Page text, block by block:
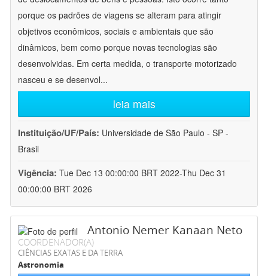
porque os padrões de viagens se alteram para atingir
objetivos econômicos, sociais e ambientais que são
dinâmicos, bem como porque novas tecnologias são
desenvolvidas. Em certa medida, o transporte motorizado
nasceu e se desenvol...
leia mais
Instituição/UF/País: Universidade de São Paulo - SP -
Brasil
Vigência: Tue Dec 13 00:00:00 BRT 2022-Thu Dec 31
00:00:00 BRT 2026
Antonio Nemer Kanaan Neto
COORDENADOR(A)
CIÊNCIAS EXATAS E DA TERRA
Astronomia